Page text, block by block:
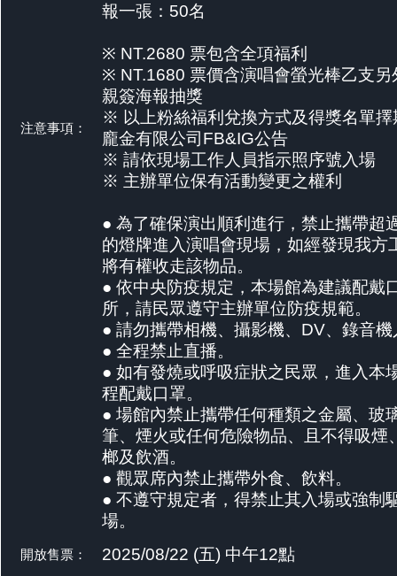
注意事項：
報一張：50名
※ NT.2680 票包含全項福利
※ NT.1680 票價含演唱會螢光棒乙支另
親簽海報抽獎
※ 以上粉絲福利兌換方式及得獎名單擇
龐金有限公司FB&IG公告
※ 請依現場工作人員指示照序號入場
※ 主辦單位保有活動變更之權利
● ⁠為了確保演出順利進行，禁止攜帶超
的燈牌進入演唱會現場，如經發現我方
將有權收走該物品。
● ⁠依中央防疫規定，本場館為建議配戴
所，請民眾遵守主辦單位防疫規範。
● ⁠請勿攜帶相機、攝影機、DV、錄音機
● ⁠全程禁止直播。
● ⁠如有發燒或呼吸症狀之民眾，進入本
程配戴口罩。
● ⁠場館內禁止攜帶任何種類之金屬、玻
筆、煙火或任何危險物品、且不得吸煙
榔及飲酒。
● ⁠觀眾席內禁止攜帶外食、飲料。
● ⁠不遵守規定者，得禁止其入場或強制
場。
開放售票： 2025/08/22 (五) 中午12點